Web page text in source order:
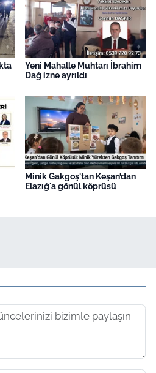
Yeni Mahalle Muhtarı İbrahim
Dağ izne ayrıldı
Minik Gakgoş'tan Keşan’dan
Elazığ'a gönül köprüsü